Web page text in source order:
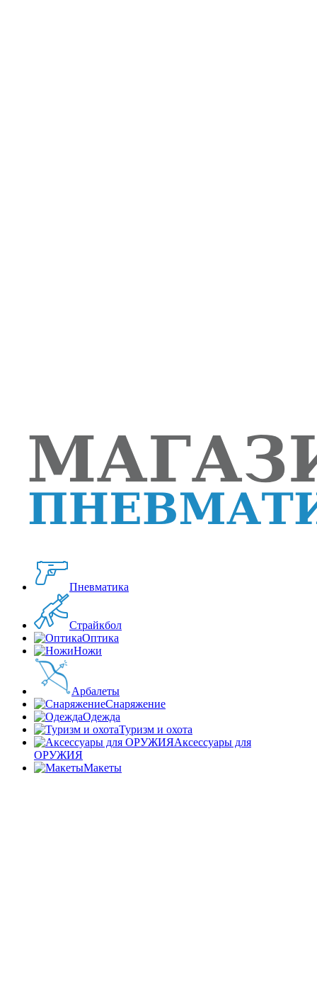
Пневматика
Страйкбол
Оптика
Ножи
Арбалеты
Снаряжение
Одежда
Туризм и охота
Аксессуары для
ОРУЖИЯ
Макеты